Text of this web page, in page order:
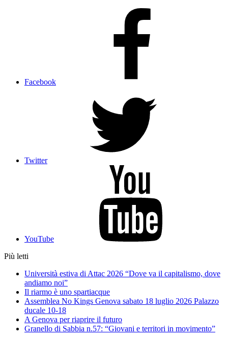
Facebook
Twitter
YouTube
Più letti
Università estiva di Attac 2026 “Dove va il capitalismo, dove
andiamo noi”
Il riarmo è uno spartiacque
Assemblea No Kings Genova sabato 18 luglio 2026 Palazzo
ducale 10-18
A Genova per riaprire il futuro
Granello di Sabbia n.57: “Giovani e territori in movimento”